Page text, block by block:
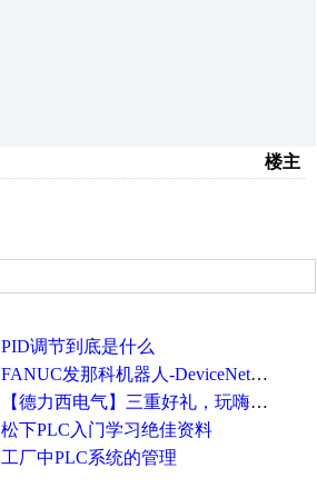
楼主
PID调节到底是什么
FANUC发那科机器人-DeviceNet通信使用手册(中文)
【德力西电气】三重好礼，玩嗨夏日！
松下PLC入门学习绝佳资料
工厂中PLC系统的管理